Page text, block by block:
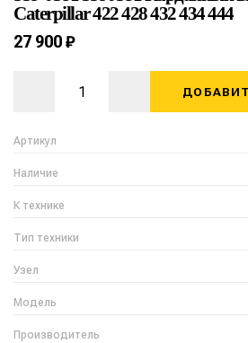
Caterpillar 422 428 432 434 444
Артикул
Наличие
К технике
Тип техники
Узел
Модель
Производитель
27 900 ₽